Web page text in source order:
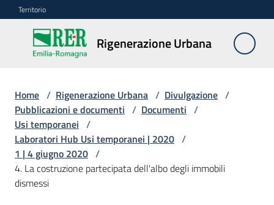
Vai al contenuto
Vai alla navigazione
Vai al footer
Territorio
Rigenerazione Urbana
Rigenerazione
Urbana
Misure
e
contributi
Strumenti
Home / Rigenerazione Urbana / Divulgazione /
Pubblicazioni e documenti / Documenti /
Usi temporanei /
Laboratori Hub Usi temporanei | 2020 /
1 | 4 giugno 2020 /
4. La costruzione partecipata dell'albo degli immobili
dismessi